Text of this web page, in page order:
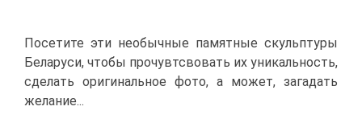
По­се­ти­те эти необыч­ные па­мят­ные скульп­ту­ры
Бе­ла­ру­си, что­бы про­чувтсво­вать их уни­каль­ность,
сде­лать ори­ги­наль­ное фо­то, а мо­жет, за­га­дать
же­ла­ние...